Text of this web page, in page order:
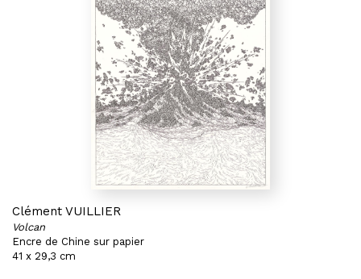
Clément VUILLIER
Volcan
Encre de Chine sur papier
41 x 29,3 cm